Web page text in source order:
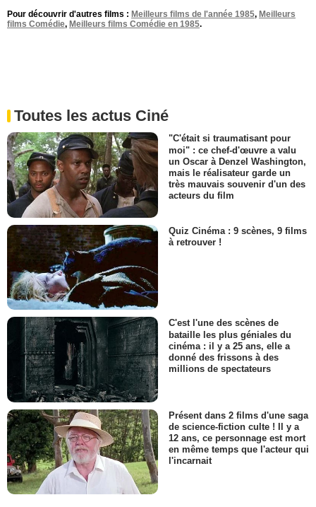
Pour découvrir d'autres films : Meilleurs films de l'année 1985, Meilleurs
films Comédie, Meilleurs films Comédie en 1985.
Toutes les actus Ciné
"C'était si traumatisant pour
moi" : ce chef-d'œuvre a valu
un Oscar à Denzel Washington,
mais le réalisateur garde un
très mauvais souvenir d'un des
acteurs du film
Quiz Cinéma : 9 scènes, 9 films
à retrouver !
C'est l'une des scènes de
bataille les plus géniales du
cinéma : il y a 25 ans, elle a
donné des frissons à des
millions de spectateurs
Présent dans 2 films d'une saga
de science-fiction culte ! Il y a
12 ans, ce personnage est mort
en même temps que l'acteur qui
l'incarnait